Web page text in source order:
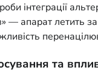
інтеграції
— апарат летить
та